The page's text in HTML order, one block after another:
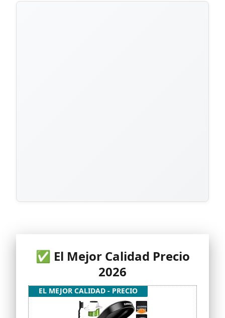
✅ El Mejor Calidad Precio
2026
EL MEJOR CALIDAD - PRECIO